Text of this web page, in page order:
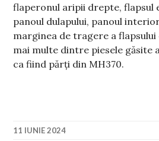
flaperonul aripii drepte, flapsul
panoul dulapului, panoul
marginea de tragere a
mai multe dintre piesele găsite
ca fiind părți din MH370.
11 IUNIE 2024